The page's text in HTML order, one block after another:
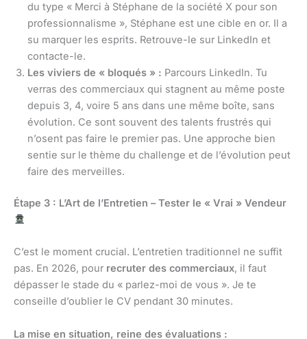
du type « Merci à Stéphane de la société X pour son
professionnalisme », Stéphane est une cible en or. Il a
su marquer les esprits. Retrouve-le sur LinkedIn et
contacte-le.
Les viviers de « bloqués » : Parcours LinkedIn. Tu
verras des commerciaux qui stagnent au même poste
depuis 3, 4, voire 5 ans dans une même boîte, sans
évolution. Ce sont souvent des talents frustrés qui
n’osent pas faire le premier pas. Une approche bien
sentie sur le thème du challenge et de l’évolution peut
faire des merveilles.
Étape 3 : L’Art de l’Entretien – Tester le « Vrai » Vendeur
C’est le moment crucial. L’entretien traditionnel ne suffit
pas. En 2026, pour recruter des commerciaux, il faut
dépasser le stade du « parlez-moi de vous ». Je te
conseille d’oublier le CV pendant 30 minutes.
La mise en situation, reine des évaluations :